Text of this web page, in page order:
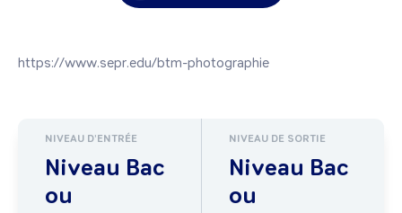
https://www.sepr.edu/btm-photographie
NIVEAU D'ENTRÉE
Niveau Bac
ou
NIVEAU DE SORTIE
Niveau Bac
ou